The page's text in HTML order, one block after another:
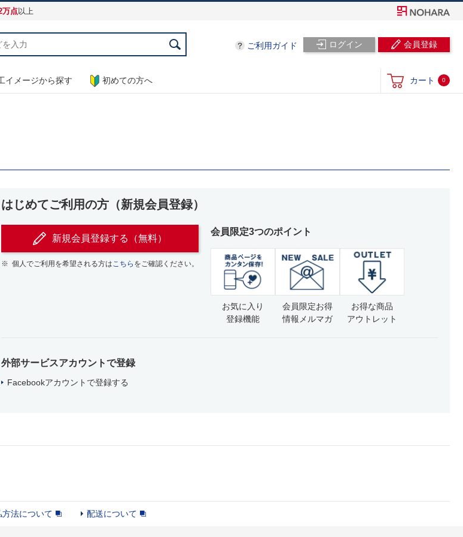
万点以上
ログイン 会員登録
ご利用ガイド
イメージから探す 初めての方へ カート 0
はじめてご利用の方（新規会員登録）
新規会員登録する（無料）
※ 個人でご利用を希望される方はこちら をご確認ください。
会員限定3つのポイント
お気に入り
登録機能
会員限定お得
情報メルマガ
お得な商品
アウトレット
外部サービスアカウントで登録
Facebookアカウントで登録する
方法について 配送について